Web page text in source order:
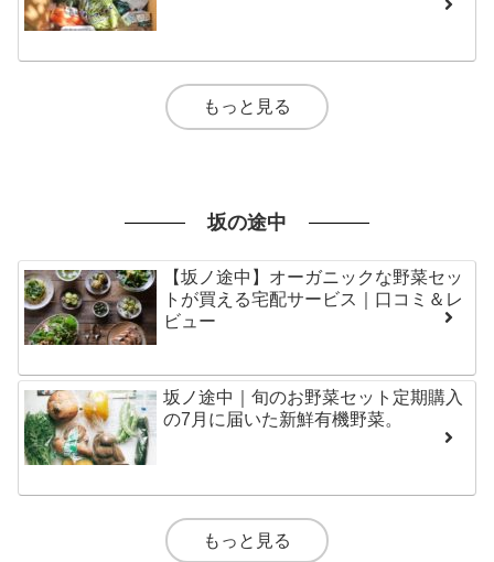
もっと見る
坂の途中
【坂ノ途中】オーガニックな野菜セッ
トが買える宅配サービス｜口コミ＆レ
ビュー
坂ノ途中｜旬のお野菜セット定期購入
の7月に届いた新鮮有機野菜。
もっと見る